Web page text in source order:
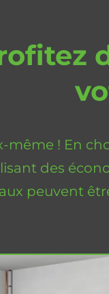
même ! En
des
peuvent